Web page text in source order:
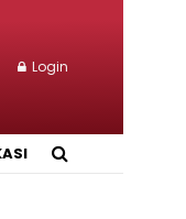
Login